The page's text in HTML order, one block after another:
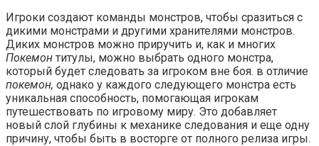
Игроки создают команды монстров, чтобы сразиться с
дикими монстрами и другими хранителями монстров.
Диких монстров можно приручить и, как и многих
Покемон титулы, можно выбрать одного монстра,
который будет следовать за игроком вне боя. в отличие
покемон, однако у каждого следующего монстра есть
уникальная способность, помогающая игрокам
путешествовать по игровому миру. Это добавляет
новый слой глубины к механике следования и еще одну
причину, чтобы быть в восторге от полного релиза игры.